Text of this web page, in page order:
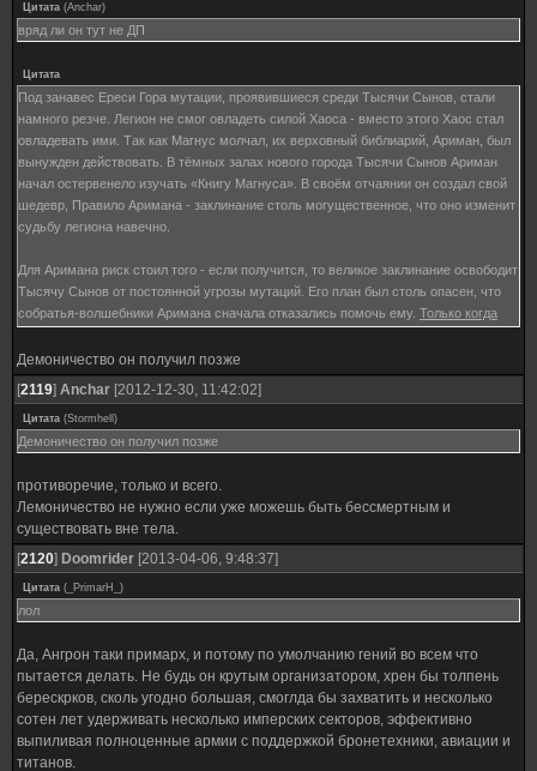
Цитата (Anchar)
вряд ли он тут не ДП
Цитата
Под занавес Ереси Гора мутации, проявившиеся среди Тысячи Сынов, стали
намного резче. Легион не смог овладеть силой Хаоса - вместо этого Хаос стал
овладевать ими. Так как Магнус молчал, их верховный библиарий, Ариман, был
вынужден действовать. В тёмных залах нового города Тысячи Сынов Ариман
начал остервенело изучать «Книгу Магнуса». В своём отчаянии он создал свой
шедевр, Правило Аримана - заклинание столь могущественное, что оно изменит
судьбу легиона навечно.
Для Аримана риск стоил того - если получится, то великое заклинание освободит
Тысячу Сынов от постоянной угрозы мутаций. Его план был столь опасен, что
собратья-волшебники Аримана сначала отказались помочь ему. Только когда
объединить свои силы.
Демоничество он получил позже
[2119] Anchar [2012-12-30, 11:42:02]
Цитата (Stormhell )
Демоничество он получил позже
противоречие, только и всего.
Лемоничество не нужно если уже можешь быть бессмертным и
существовать вне тела.
[2120] Doomrider [2013-04-06, 9:48:37]
Цитата ( _PrimarH_ )
лол
Да, Ангрон таки примарх, и потому по умолчанию гений во всем что
пытается делать. Не будь он крутым организатором, хрен бы толпень
берескрков, сколь угодно большая, смоглда бы захватить и несколько
сотен лет удерживать несколько имперских секторов, эффективно
выпиливая полноценные армии с поддержкой бронетехники, авиации и
титанов.